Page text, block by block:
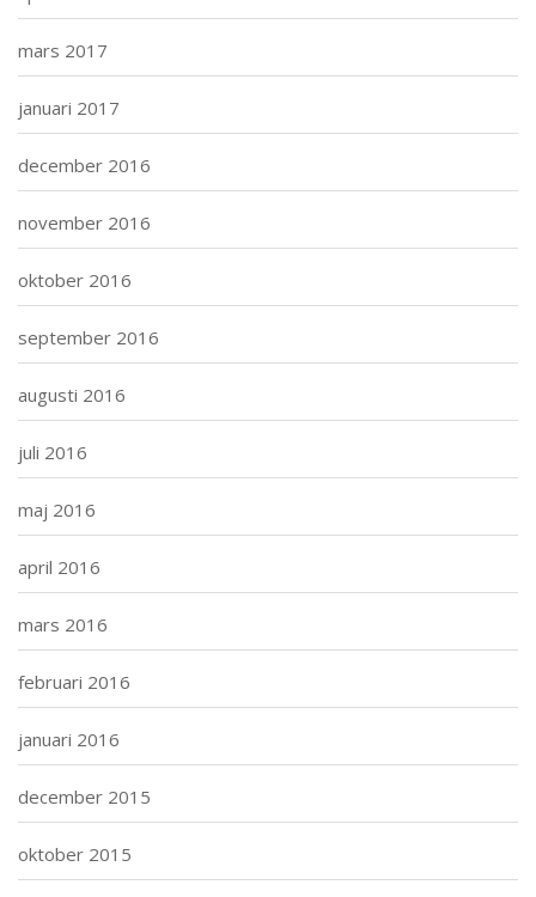
mars 2017
januari 2017
december 2016
november 2016
oktober 2016
september 2016
augusti 2016
juli 2016
maj 2016
april 2016
mars 2016
februari 2016
januari 2016
december 2015
oktober 2015